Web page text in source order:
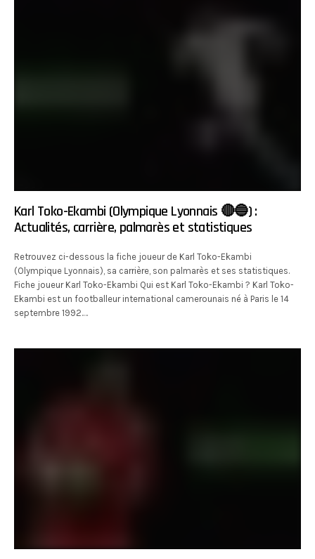
Karl Toko-Ekambi (Olympique Lyonnais 🔴🔵) :
Actualités, carrière, palmarès et statistiques
Retrouvez ci-dessous la fiche joueur de Karl Toko-Ekambi
(Olympique Lyonnais), sa carrière, son palmarès et ses statistiques.
Fiche joueur Karl Toko-Ekambi Qui est Karl Toko-Ekambi ? Karl Toko-
Ekambi est un footballeur international camerounais né à Paris le 14
septembre 1992.…